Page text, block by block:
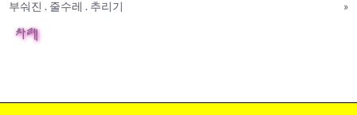
부숴진 . 줄수레 . 추리기
»
차례